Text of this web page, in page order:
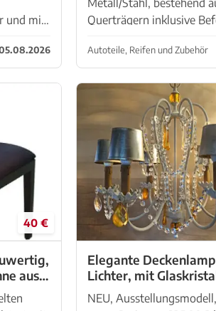
und mit
Querträgern inklusive
Rohren Holz Baumaterial
langen Gegenständen...
Autoteile, Reifen und Zubehör
40 €
aus
Elegante
Lichter, mit
Ausstellungsmodell,
super Preis
NEU,